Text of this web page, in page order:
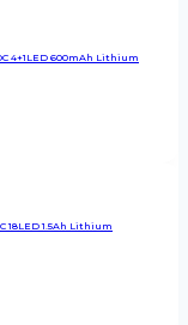
4+1LED 600mAh Lithium
18LED 1.5Ah Lithium